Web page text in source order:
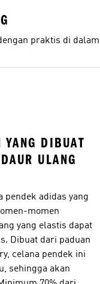
praktis di
YANG DIBUAT
ULANG
pendek adidas yang
momen
yang elastis dapat
Dibuat dari paduan
celana pendek ini
sehingga akan